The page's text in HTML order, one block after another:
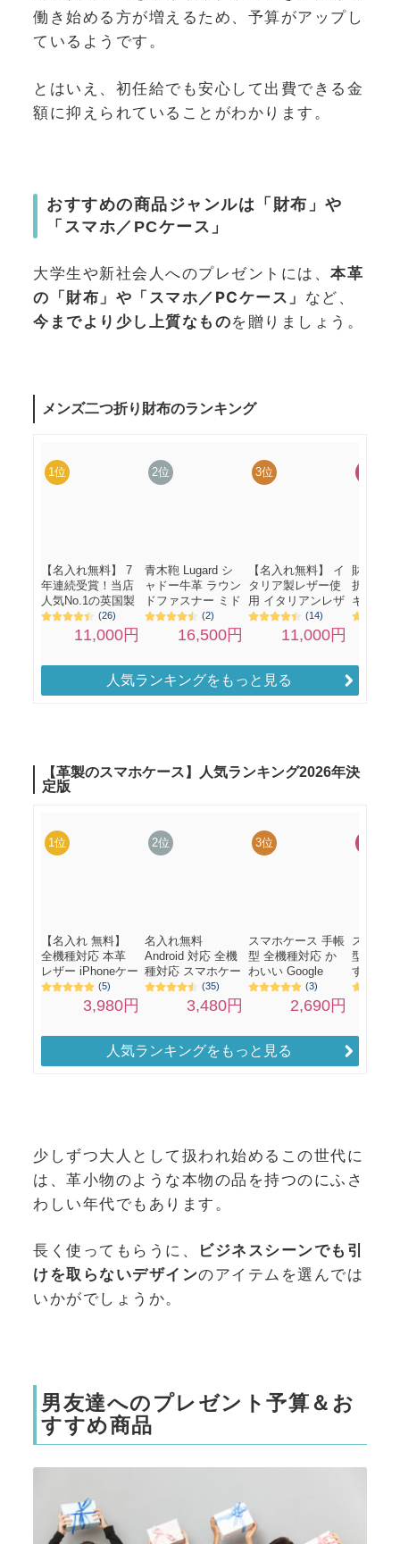
働き始める方が増えるため、予算がアップし
ているようです。
とはいえ、初任給でも安心して出費できる金
額に抑えられていることがわかります。
おすすめの商品ジャンルは「財布」や
「スマホ／PCケース」
大学生や新社会人へのプレゼントには、 本革
の「財布」や「スマホ／PCケース」 など、
今までより少し上質なものを贈りましょう。
人気ランキングをもっと見る
人気ランキングをもっと見る
少しずつ大人として扱われ始めるこの世代に
は、革小物のような本物の品を持つのにふさ
わしい年代でもあります。
長く使ってもらうに、
ビジネスシーンでも引
けを取らないデザインのアイテムを選んでは
いかがでしょうか。
男友達へのプレゼント予算＆お
すすめ商品